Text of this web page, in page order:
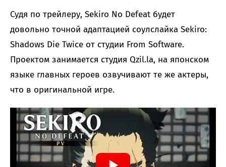
Судя по трейлеру, Sekiro No Defeat будет
довольно точной адаптацией соулслайка Sekiro:
Shadows Die Twice от студии From Software.
Проектом занимается студия Qzil.la, на японском
языке главных героев озвучивают те же актеры,
что в оригинальной игре.